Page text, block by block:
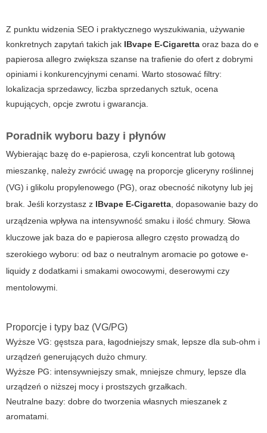
Z punktu widzenia SEO i praktycznego wyszukiwania, używanie
konkretnych zapytań takich jak IBvape E-Cigaretta oraz baza do e
papierosa allegro zwiększa szanse na trafienie do ofert z dobrymi
opiniami i konkurencyjnymi cenami. Warto stosować filtry:
lokalizacja sprzedawcy, liczba sprzedanych sztuk, ocena
kupujących, opcje zwrotu i gwarancja.
Poradnik wyboru bazy i płynów
Wybierając bazę do e-papierosa, czyli koncentrat lub gotową
mieszankę, należy zwrócić uwagę na proporcje gliceryny roślinnej
(VG) i glikolu propylenowego (PG), oraz obecność nikotyny lub jej
brak. Jeśli korzystasz z IBvape E-Cigaretta, dopasowanie bazy do
urządzenia wpływa na intensywność smaku i ilość chmury. Słowa
kluczowe jak baza do e papierosa allegro często prowadzą do
szerokiego wyboru: od baz o neutralnym aromacie po gotowe e-
liquidy z dodatkami i smakami owocowymi, deserowymi czy
mentolowymi.
Proporcje i typy baz (VG/PG)
Wyższe VG: gęstsza para, łagodniejszy smak, lepsze dla sub-ohm i
urządzeń generujących dużo chmury.
Wyższe PG: intensywniejszy smak, mniejsze chmury, lepsze dla
urządzeń o niższej mocy i prostszych grzałkach.
Neutralne bazy: dobre do tworzenia własnych mieszanek z
aromatami.